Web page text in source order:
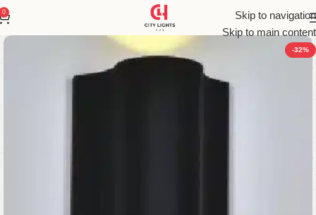
Skip to navigation
Skip to main content
0
-32%